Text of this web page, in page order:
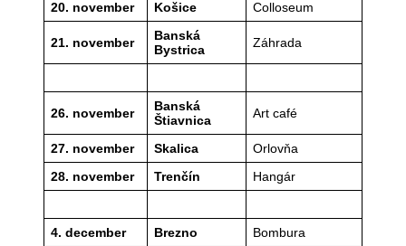
20. november
Košice Colloseum
21. november
Banská
Bystrica
Záhrada
26. november
Banská
Štiavnica
Art café
27. november Skalica
Orlovňa
28. november
Trenčín Hangár
4. december Brezno Bombura